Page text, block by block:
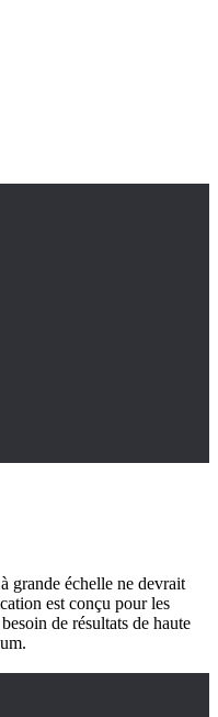
grande échelle ne devrait
est conçu pour les
de résultats de haute